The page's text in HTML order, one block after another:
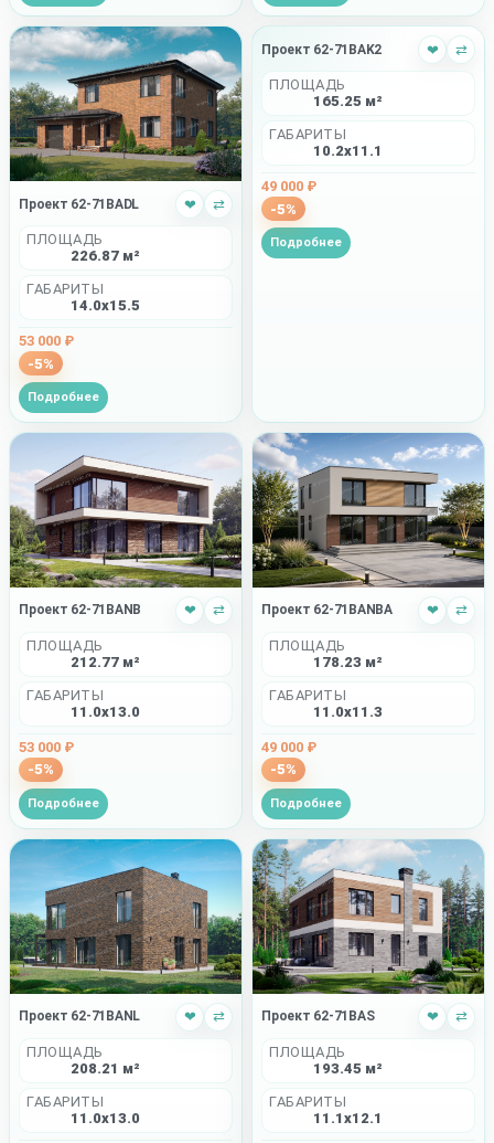
Проект 62-71BADL ❤ ⇄
ПЛОЩАДЬ
226.87 м²
ГАБАРИТЫ
14.0x15.5
53 000 ₽
-5%
Подробнее
Проект 62-71BAK2 ❤ ⇄
ПЛОЩАДЬ
165.25 м²
ГАБАРИТЫ
10.2x11.1
49 000 ₽
-5%
Подробнее
Проект 62-71BANB ❤ ⇄
ПЛОЩАДЬ
212.77 м²
ГАБАРИТЫ
11.0x13.0
53 000 ₽
-5%
Подробнее
Проект 62-71BANBA ❤ ⇄
ПЛОЩАДЬ
178.23 м²
ГАБАРИТЫ
11.0x11.3
49 000 ₽
-5%
Подробнее
Проект 62-71BANL ❤ ⇄
ПЛОЩАДЬ
208.21 м²
ГАБАРИТЫ
11.0x13.0
Проект 62-71BAS ❤ ⇄
ПЛОЩАДЬ
193.45 м²
ГАБАРИТЫ
11.1x12.1